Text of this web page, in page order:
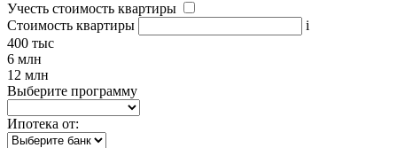
Учесть стоимость квартиры
Стоимость квартиры
i
400 тыс
6 млн
12 млн
Выберите программу
Ипотека от: